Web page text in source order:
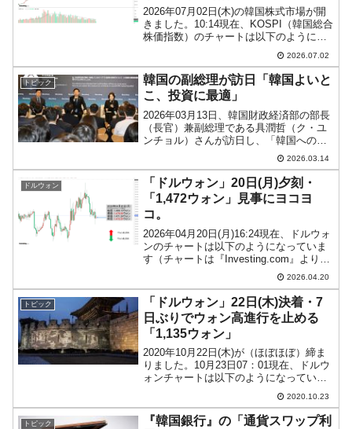
2026年07月02日(木)の韓国株式市場が開
きました。10:14現在、KOSPI（韓国総合
株価指数）のチャートは以下のようにな
『Investing.com』より引用）。ギャップ
ダウンして始まりました。8,000割れで...
2026.07.02
トピック
韓国の副総理が訪日「韓国よいと
こ、投資に最適」
2026年03月13日、韓国財政経済部の部長
（長官）兼副総理である具潤哲（ク・ユ
ンチョル）さんが訪日し、「韓国への投
資」を呼びかけるイベントに出席しまし
た。↑熱弁を振るう具潤哲（ク・ユンチョ
ル）さん。「韓国よいとこ、投資に最
適」というわけで...
2026.03.14
ドルウォン
「ドルウォン」20日(月)夕刻・
「1,472ウォン」見事にヨコヨ
コ。
2026年04月20日(月)16:24現在、ドルウォ
ンのチャートは以下のようになっていま
す（チャートは『Investing.com』より引
用）。現在のところ一応陽線です。「1ド
ル＝1,472ウォン」近辺の攻防となってい
ます。ローソク足1本が...
2026.04.20
トピック
「ドルウォン」22日(木)決着・7
日ぶりでウォン高進行を止める
「1,135ウォン」
2020年10月22日(木)が（ほぼほぼ）締ま
りました。10月23日07：01現在、ドルウ
ォンチャートは以下のようになっていま
す（チャートは『Investing.com』より引
用：以下同）。陽線で締まりました。「1
ドル＝1,135ウォン」ま...
2020.10.23
トピック
『韓国銀行』の「通貨スワップ利